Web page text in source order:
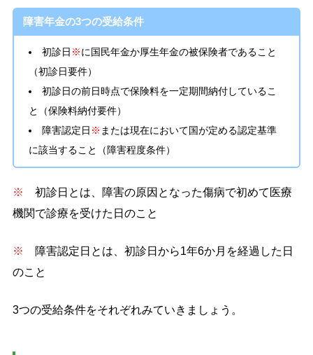
障害年金の3つの受給条件
初診日 ※に国民年金か厚生年金の被保険者であること
（初診日要件）
初診日の前日時点で保険料を一定期間納付しているこ
と（保険料納付要件）
障害認定日 ※ または現在において国が定める認定基準
に該当すること（障害程度条件）
※
初診日とは、障害の原因となった傷病で初めて医療
機関で診療を受けた日のこと
※
障害認定日とは、初診日から1年6か月を経過した日
のこと
3つの受給条件をそれぞれみていきましょう。